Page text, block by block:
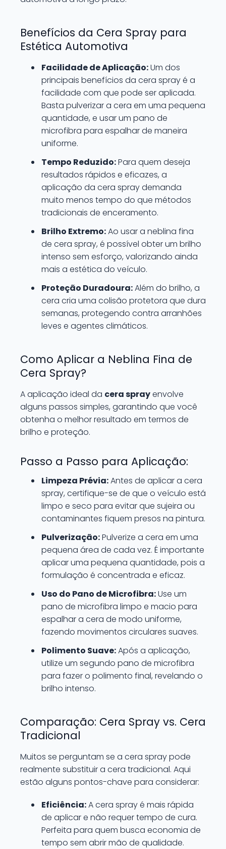
Benefícios da Cera Spray para
Estética Automotiva
Facilidade de Aplicação:Um dos
principais benefícios da cera spray é a
facilidade com que pode ser aplicada.
Basta pulverizar a cera em uma pequena
quantidade, e usar um pano de
microfibra para espalhar de maneira
uniforme.
Tempo Reduzido:Para quem deseja
resultados rápidos e eficazes, a
aplicação da cera spray demanda
muito menos tempo do que métodos
tradicionais de enceramento.
Brilho Extremo:Ao usar a neblina fina
de cera spray, é possível obter um brilho
intenso sem esforço, valorizando ainda
mais a estética do veículo.
Proteção Duradoura:Além do brilho, a
cera cria uma colisão protetora que dura
semanas, protegendo contra arranhões
leves e agentes climáticos.
Como Aplicar a Neblina Fina de
Cera Spray?
A aplicação ideal da cera sprayenvolve
alguns passos simples, garantindo que você
obtenha o melhor resultado em termos de
brilho e proteção.
Passo a Passo para Aplicação:
Limpeza Prévia:Antes de aplicar a cera
spray, certifique-se de que o veículo está
limpo e seco para evitar que sujeira ou
contaminantes fiquem presos na pintura.
Pulverização:Pulverize a cera em uma
pequena área de cada vez. É importante
aplicar uma pequena quantidade, pois a
formulação é concentrada e eficaz.
Uso do Pano de Microfibra:Use um
pano de microfibra limpo e macio para
espalhar a cera de modo uniforme,
fazendo movimentos circulares suaves.
Polimento Suave:Após a aplicação,
utilize um segundo pano de microfibra
para fazer o polimento final, revelando o
brilho intenso.
Comparação: Cera Spray vs. Cera
Tradicional
Muitos se perguntam se a cera spray pode
realmente substituir a cera tradicional. Aqui
estão alguns pontos-chave para considerar:
Eficiência:A cera spray é mais rápida
de aplicar e não requer tempo de cura.
Perfeita para quem busca economia de
tempo sem abrir mão de qualidade.